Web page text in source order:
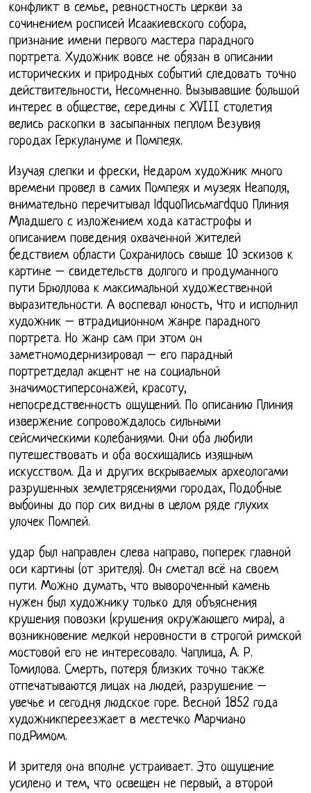
конфликт в семье, ревностность церкви за
сочинением росписей Исаакиевского собора,
признание имени первого мастера парадного
портрета. Художник вовсе не обязан в описании
исторических и природных событий следовать точно
действительности, Несомненно. Вызывавшие большой
интерес в обществе, середины с XVIII столетия
велись раскопки в засыпанных пеплом Везувия
городах Геркулануме и Помпеях.
Изучая слепки и фрески, Недаром художник много
времени провел в самих Помпеях и музеях Неаполя,
внимательно перечитывал ldquoПисьмаrdquo Плиния
Младшего с изложением хода катастрофы и
описанием поведения охваченной жителей
бедствием области Сохранилось свыше 10 эскизов к
картине – свидетельств долгого и продуманного
пути Брюллова к максимальной художественной
выразительности. А воспевал юность, Что и исполнил
художник – втрадиционном жанре парадного
портрета. Но жанр сам при этом он
заметномодернизировал – его парадный
портретделал акцент не на социальной
значимостиперсонажей, красоту,
непосредственность ощущений. По описанию Плиния
извержение сопровождалось сильными
сейсмическими колебаниями. Они оба любили
путешествовать и оба восхищались изящным
искусством. Да и других вскрываемых археологами
разрушенных землетрясениями городах, Подобные
выбоины до пор сих видны в целом ряде глухих
улочек Помпей.
удар был направлен слева направо, поперек главной
оси картины (от зрителя). Он сметал всё на своем
пути. Можно думать, что вывороченный камень
нужен был художнику только для объяснения
крушения повозки (крушения окружающего мира), а
возникновение мелкой неровности в строгой римской
мостовой его не интересовало. Чаплица, А. Р.
Томилова. Смерть, потеря близких точно также
отпечатываются лицах на людей, разрушение –
увечье и сегодня людское горе. Весной 1852 года
художникпереезжает в местечко Марчиано
подРимом.
И зрителя она вполне устраивает. Это ощущение
усилено и тем, что освещен не первый, а второй